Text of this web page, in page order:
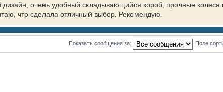
очень удобный складывающийся короб, прочные колеса
что сделала отличный выбор. Рекомендую.
Показать сообщения за: Поле